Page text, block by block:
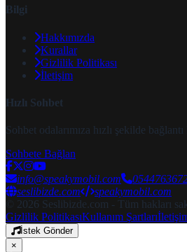
Bilgi
Hakkımızda
Kurallar
Gizlilik Politikası
İletişim
Hızlı Sohbet
Sohbet odalarımıza hızlı şekilde
Sohbete Bağlan
info@speakymobil.com
seslibizde.com
speakymobil.com
© 2026 Seslibizde.com - Tüm hakları
Gizlilik PolitikasıKullanım Şartları
İstek Gönder
×